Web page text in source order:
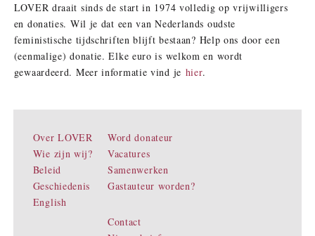
LOVER draait sinds de start in 1974 volledig op vrijwilligers
en donaties. Wil je dat een van Nederlands oudste
feministische tijdschriften blijft bestaan? Help ons door een
(eenmalige) donatie. Elke euro is welkom en wordt
gewaardeerd. Meer informatie vind je hier.
Over LOVER
Wie zijn wij?
Beleid
Geschiedenis
English
Word donateur
Vacatures
Samenwerken
Gastauteur worden?
Contact